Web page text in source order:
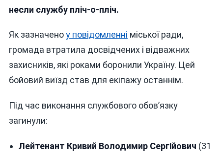
несли службу пліч-о-пліч.
Як зазначеноу повідомленні міської ради,
громада втратила досвідчених і відважних
захисників, які роками боронили Україну. Цей
бойовий виїзд став для екіпажу останнім.
Під час виконання службового обов’язку
загинули:
Лейтенант Кривий Володимир Сергійович (31